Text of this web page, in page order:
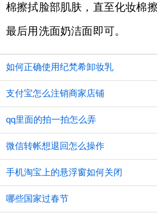
棉擦拭脸部肌肤，直至化妆棉
最后用洗面奶洁面即可。
如何正确使用纪梵希卸妆乳
支付宝怎么注销商家店铺
qq里面的拍一拍怎么弄
微信转帐想退回怎么操作
手机淘宝上的悬浮窗如何关闭
哪些国家过春节